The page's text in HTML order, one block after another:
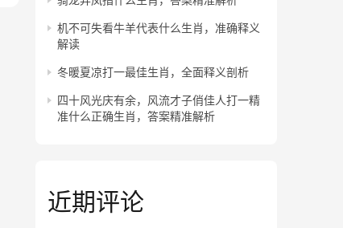
机不可失看牛羊代表什么生肖，准确释义
解读
冬暖夏凉打一最佳生肖，全面释义剖析
四十风光庆有余，风流才子俏佳人打一精
准什么正确生肖，答案精准解析
近期评论